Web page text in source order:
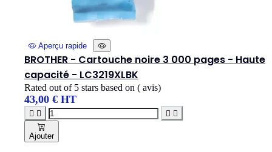
Aperçu rapide
BROTHER - Cartouche noire 3 000 pages - Haute
capacité - LC3219XLBK
Rated out of 5 stars based on ( avis)
43,00 € HT
   
Ajouter